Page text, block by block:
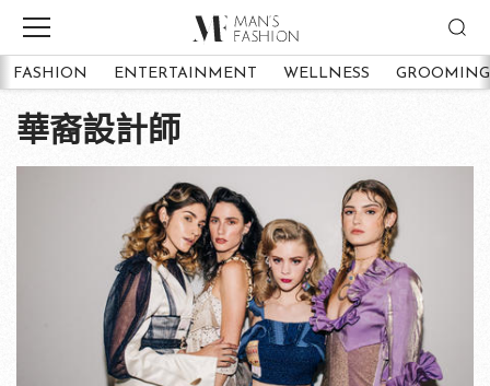
FASHION ENTERTAINMENT WELLNESS GROOMING
華裔設計師